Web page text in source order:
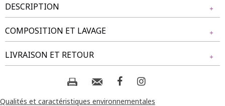
DESCRIPTION
Tragging grande taille. Coupe ajustée. Longueur longue.
Taille élastiquée. 2 fausses poches cavalières et une fausse
poche ticket sur le devant ornée de strass discrets. 2 poches
plaquées au dos. Coloris uni avec aspect denim.
Notre mannequin Delia mesure 1m71 et porte un pantalon
COMPOSITION ET LAVAGE
Tissu principal : 73% COTON, 25% POLYESTER, 2%
ELASTHANE
Composition et lavage :
LIVRAISON ET RETOUR
NOS MODES DE LIVRAISON
Livraison Magasin :
Qualités et caractéristiques environnementales